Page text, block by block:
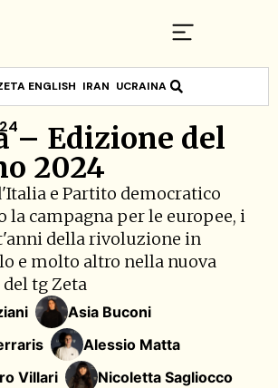
ENGLISH IRAN UCRAINA
– Edizione del
2024
e Partito democratico
la campagna per le europee, i
della rivoluzione in
e molto altro nella nuova
tg Zeta
Asia Buconi
Alessio Matta
Villari
Nicoletta Sagliocco